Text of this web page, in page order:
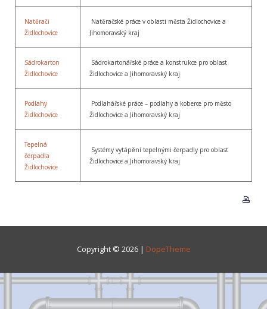
Natěrači
Židlochovice
Natěračské práce v oblasti města Židlochovice a
Jihomoravský kraj
Sádrokarton
Židlochovice
Sádrokartonářské práce a konstrukce pro oblast
Židlochovice a Jihomoravský kraj
Podlahy
Židlochovice
Podlahářské práce – podlahy a koberce pro město
Židlochovice a Jihomoravský kraj
Tepelná
čerpadla
Židlochovice
Systémy vytápění tepelnými čerpadly pro oblast
Židlochovice a Jihomoravský kraj
Copyright © 2026 | DopeTheme